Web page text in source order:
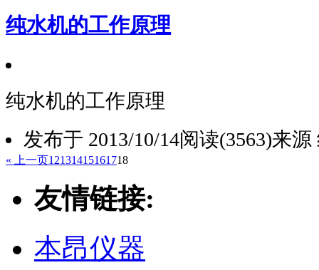
纯水机的工作原理
纯水机的工作原理
发布于 2013/10/14阅读(3563)来源
« 上一页1 2131415161718
友情链接:
本昂仪器